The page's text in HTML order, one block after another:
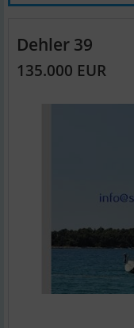
Dehler 39
135.000 EUR